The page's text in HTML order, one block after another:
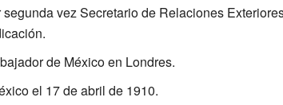
vez Secretario de Relaciones
de México en Londres.
el 17 de abril de 1910.